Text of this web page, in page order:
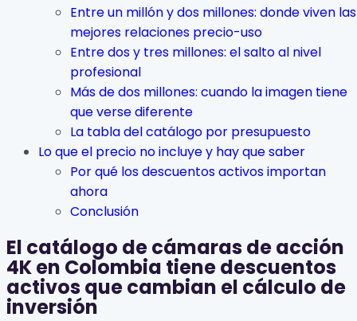
Entre un millón y dos millones: donde viven las
mejores relaciones precio-uso
Entre dos y tres millones: el salto al nivel
profesional
Más de dos millones: cuando la imagen tiene
que verse diferente
La tabla del catálogo por presupuesto
Lo que el precio no incluye y hay que saber
Por qué los descuentos activos importan
ahora
Conclusión
El catálogo de cámaras de acción
4K en Colombia tiene descuentos
activos que cambian el cálculo de
inversión